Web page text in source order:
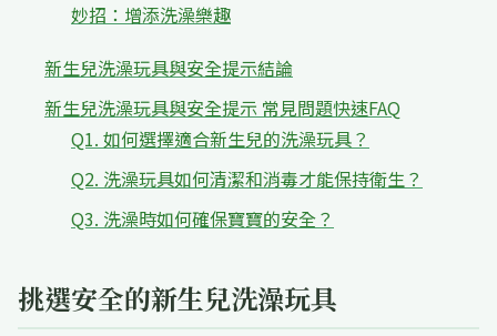
妙招：增添洗澡樂趣
新生兒洗澡玩具與安全提示結論
新生兒洗澡玩具與安全提示 常見問題快速FAQ
Q1. 如何選擇適合新生兒的洗澡玩具？
Q2. 洗澡玩具如何清潔和消毒才能保持衛生？
Q3. 洗澡時如何確保寶寶的安全？
挑選安全的新生兒洗澡玩具